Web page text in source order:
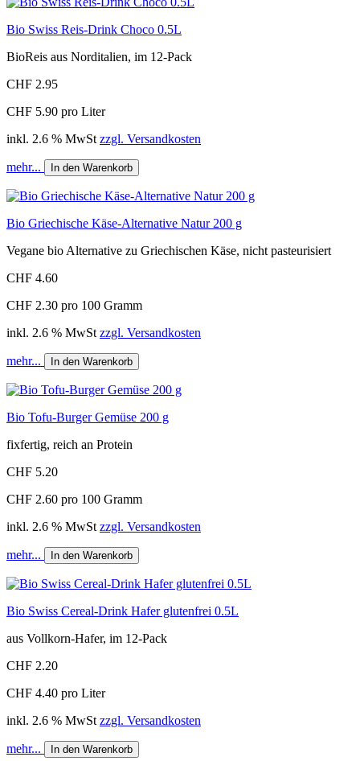
Bio Swiss Reis-Drink Choco 0.5L
BioReis aus Norditalien, im 12-Pack
CHF 2.95
CHF 5.90 pro Liter
inkl. 2.6 % MwSt zzgl. Versandkosten
mehr... In den Warenkorb
Bio Griechische Käse-Alternative Natur 200 g
Vegane bio Alternative zu Griechischen Käse, nicht pasteurisiert
CHF 4.60
CHF 2.30 pro 100 Gramm
inkl. 2.6 % MwSt zzgl. Versandkosten
mehr... In den Warenkorb
Bio Tofu-Burger Gemüse 200 g
fixfertig, reich an Protein
CHF 5.20
CHF 2.60 pro 100 Gramm
inkl. 2.6 % MwSt zzgl. Versandkosten
mehr... In den Warenkorb
Bio Swiss Cereal-Drink Hafer glutenfrei 0.5L
aus Vollkorn-Hafer, im 12-Pack
CHF 2.20
CHF 4.40 pro Liter
inkl. 2.6 % MwSt zzgl. Versandkosten
mehr... In den Warenkorb